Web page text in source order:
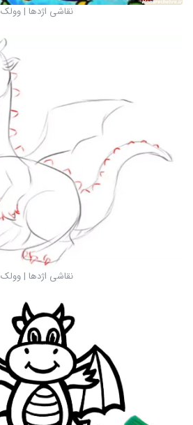
نقاشی اژدها | وولک
نقاشی اژدها | وولک